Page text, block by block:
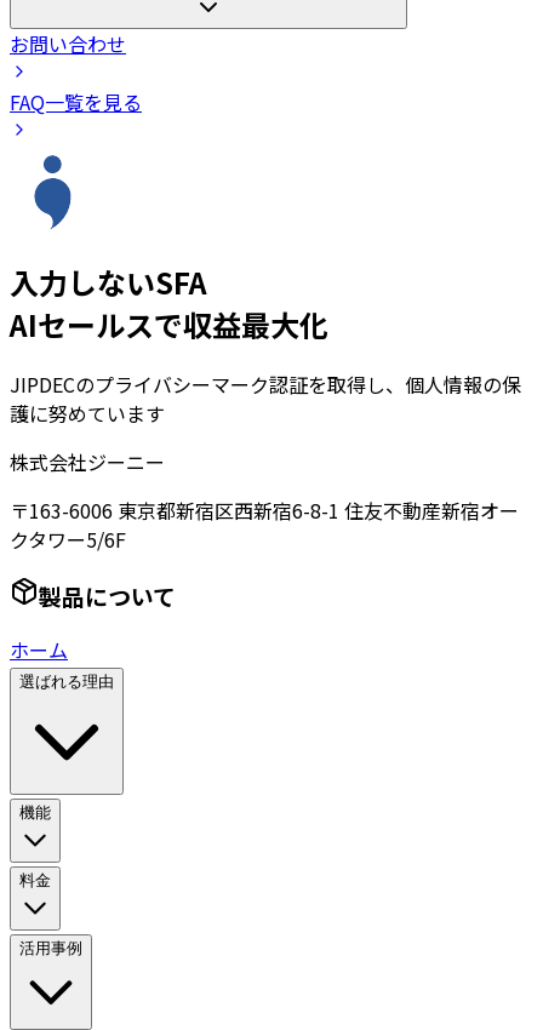
お問い合わせ
FAQ一覧を見る
入力しないSFA
AIセールスで収益最大化
JIPDECのプライバシーマーク認証を取得し、個人情報の保
護に努めています
株式会社ジーニー
〒163-6006 東京都新宿区西新宿6-8-1 住友不動産新宿オー
クタワー5/6F
製品について
ホーム
選ばれる理由
機能
料金
活用事例